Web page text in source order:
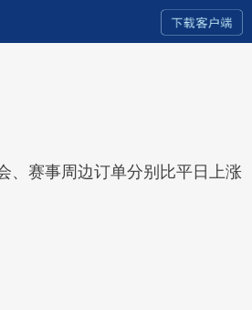
、赛事周边订单分别比平日上涨